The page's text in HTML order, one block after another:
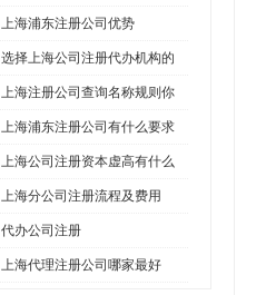
上海浦东注册公司优势
选择上海公司注册代办机构的
上海注册公司查询名称规则你
上海浦东注册公司有什么要求
上海公司注册资本虚高有什么
上海分公司注册流程及费用
代办公司注册
上海代理注册公司哪家最好